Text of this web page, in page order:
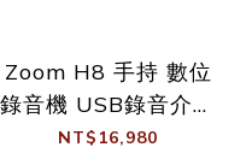
Zoom H8 手持 數位
錄音機 USB錄音介面
Podcast 公司貨
NT$16,980